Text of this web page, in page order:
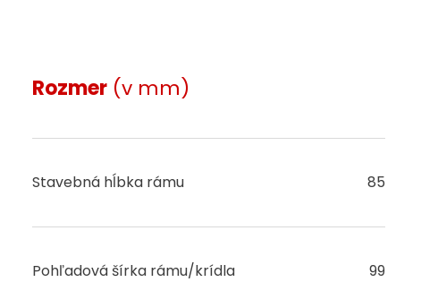
Rozmer (v mm)
Stavebná hĺbka rámu 85
Pohľadová šírka rámu/krídla 99